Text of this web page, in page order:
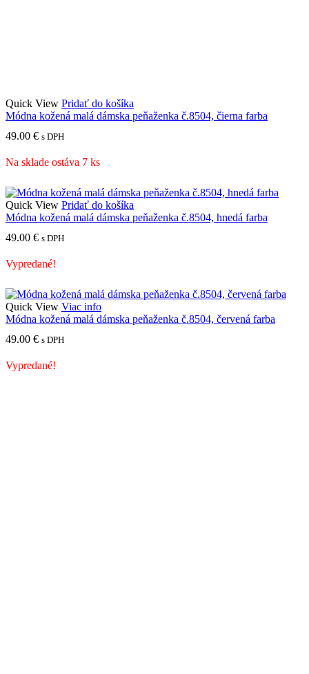
Quick View Pridať do košíka
Módna kožená malá dámska peňaženka č.8504, čierna farba
49.00 € s DPH
Na sklade ostáva 7 ks
Quick View Pridať do košíka
Módna kožená malá dámska peňaženka č.8504, hnedá farba
49.00 € s DPH
Vypredané!
Quick View Viac info
Módna kožená malá dámska peňaženka č.8504, červená farba
49.00 € s DPH
Vypredané!